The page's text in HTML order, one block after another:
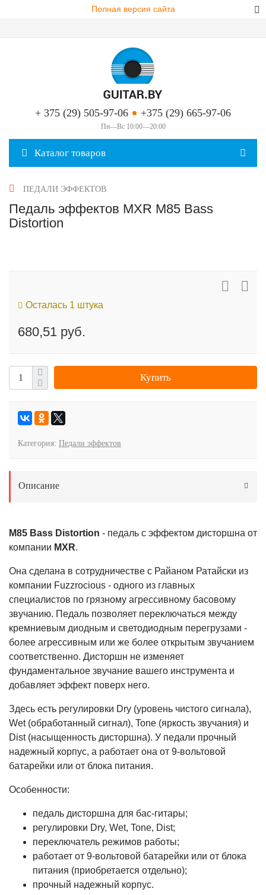
Полная версия сайта
+ 375 (29) 505-97-06 +375 (29) 665-97-06
Пн—Вс 10:00—20:00
Каталог товаров
ПЕДАЛИ ЭФФЕКТОВ
Педаль эффектов MXR M85 Bass
Distortion
Осталась 1 штука
680,51 руб.
Купить
Категория: Педали эффектов
Описание
M85 Bass Distortion - педаль с эффектом дисторшна от
компании MXR.
Она сделана в сотрудничестве с Райаном Ратайски из
компании Fuzzrocious - одного из главных
специалистов по грязному агрессивному басовому
звучанию. Педаль позволяет переключаться между
кремниевым диодным и светодиодным перегрузами -
более агрессивным или же более открытым звучанием
соответственно. Дисторшн не изменяет
фундаментальное звучание вашего инструмента и
добавляет эффект поверх него.
Здесь есть регулировки Dry (уровень чистого сигнала),
Wet (обработанный сигнал), Tone (яркость звучания) и
Dist (насыщенность дисторшна). У педали прочный
надежный корпус, а работает она от 9-вольтовой
батарейки или от блока питания.
Особенности:
педаль дисторшна для бас-гитары;
регулировки Dry, Wet, Tone, Dist;
переключатель режимов работы;
работает от 9-вольтовой батарейки или от блока
питания (приобретается отдельно);
прочный надежный корпус.